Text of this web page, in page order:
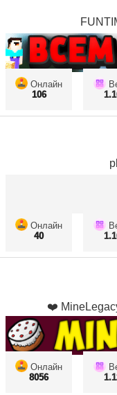
Онлайн
106
Онлайн
40
❤️
Онлайн
8056